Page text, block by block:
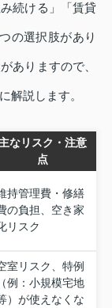
続ける」「賃貸
の選択肢があり
ありますので、
解説します。
主なリスク・注意
点
持管理費・修繕
の負担、空き家
リスク
室リスク、特例
（例：小規模宅地
）が使えなくな